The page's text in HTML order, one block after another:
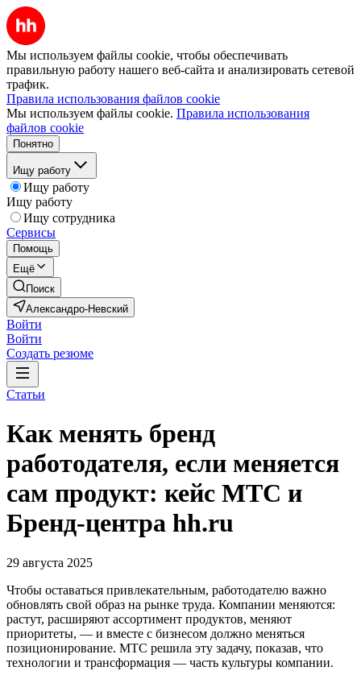
Мы используем файлы cookie, чтобы обеспечивать
правильную работу нашего веб-сайта и анализировать сетевой
трафик.
Правила использования файлов cookie
Мы используем файлы cookie. Правила использования
файлов cookie
Понятно
Ищу работу
Ищу работу
Ищу работу
Ищу сотрудника
Сервисы
Помощь
Ещё
Поиск
Александро-Невский
Войти
Войти
Создать резюме
Статьи
Как менять бренд
работодателя, если меняется
сам продукт: кейс МТС и
Бренд-центра hh.ru
29 августа 2025
Чтобы оставаться привлекательным, работодателю важно
обновлять свой образ на рынке труда. Компании меняются:
растут, расширяют ассортимент продуктов, меняют
приоритеты, — и вместе с бизнесом должно меняться
позиционирование. МТС решила эту задачу, показав, что
технологии и трансформация — часть культуры компании.